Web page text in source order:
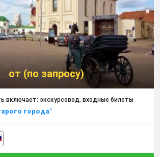
от (по запросу)
включает: экскурсовод, входные билеты
города"